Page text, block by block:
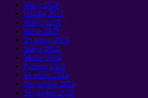
Mäyo 2026
Hñethe 2025
Hulyo 2025
Mäyo 2025
Ya enero 2025
Mäyo 2024
Märso 2024
Febrero 2024
Ya enero 2024
Disyembre 2022
Setyembre 2022